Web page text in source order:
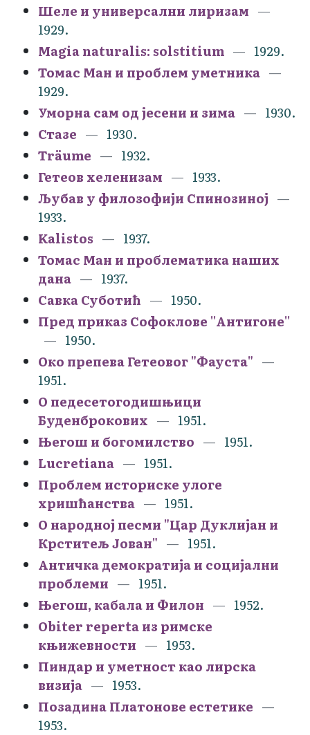
Шеле и универсални лиризам
1929.
Magia naturalis: solstitium
1929.
Томас Ман и проблем уметника
1929.
Уморна сам од јесени и зима
1930.
Стазе
1930.
Träume
1932.
Гетеов хеленизам
1933.
Љубав у филозофији Спинозиној
1933.
Kalistos
1937.
Томас Ман и проблематика наших
дана
1937.
Савка Суботић
1950.
Пред приказ Софоклове ''Антигоне''
1950.
Око препева Гетеовог "Фауста"
1951.
О педесетогодишњици
Буденброкових
1951.
Његош и богомилство
1951.
Lucretiana
1951.
Проблем историске улоге
хришћанства
1951.
О народној песми "Цар Дуклијан и
Крститељ Јован"
1951.
Античка демократија и социјални
проблеми
1951.
Његош, кабала и Филон
1952.
Obiter reperta из римске
књижевности
1953.
Пиндар и уметност као лирска
визија
1953.
Позадина Платонове естетике
1953.